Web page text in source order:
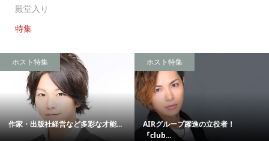
殿堂入り
特集
ホスト特集
作家・出版社経営など多彩な才能...
ホスト特集
AIRグループ躍進の立役者！
『club...